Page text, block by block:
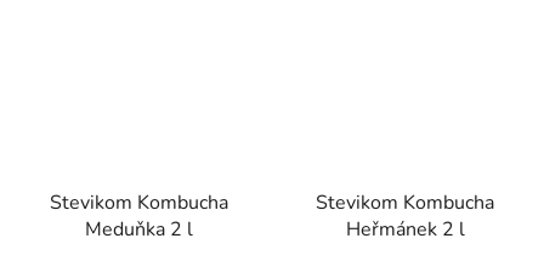
Stevikom Kombucha
Meduňka 2 l
Stevikom Kombucha
Heřmánek 2 l